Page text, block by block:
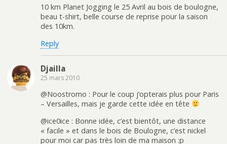
10 km Planet Jogging le 25 Avril au bois de boulogne,
beau t-shirt, belle course de reprise pour la saison
des 10km.
Reply
Djailla
25 mars 2010
@Noostromo : Pour le coup j’opterais plus pour Paris
– Versailles, mais je garde cette idée en tête
@ice0ice : Bonne idée, c’est bientôt, une distance
« facile » et dans le bois de Boulogne, c’est nickel
pour moi car pas très loin de ma maison :p